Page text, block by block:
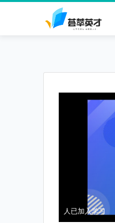
人已加入学习